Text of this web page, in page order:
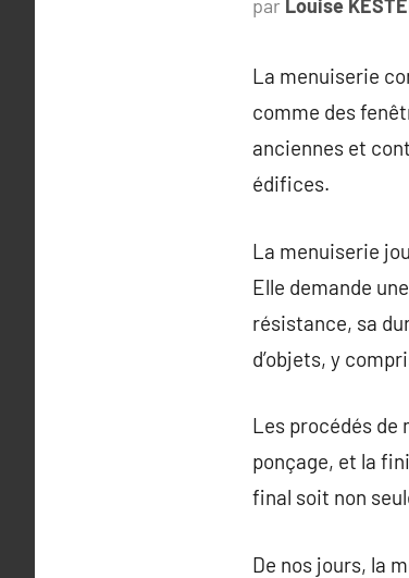
par Louise
La menuiserie
comme des
anciennes et
édifices.
La menuiserie
Elle demande
résistance, sa
d’objets, y
Les procédés de
ponçage, et la
final soit non
De nos jours, la